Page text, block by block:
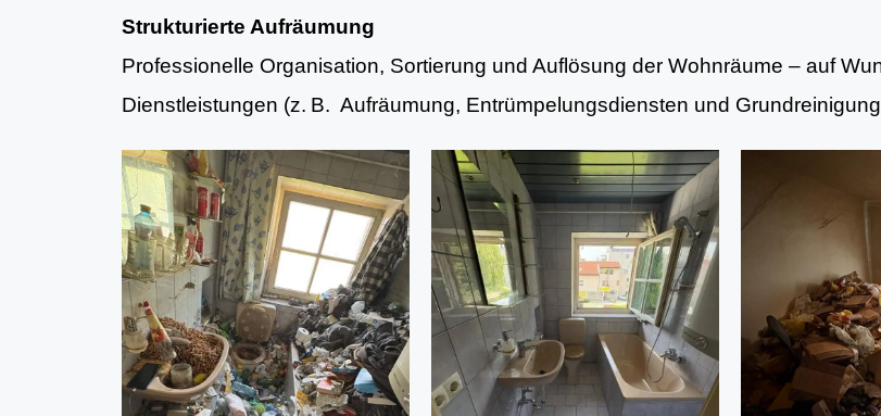
Strukturierte Aufräumung
Professionelle Organisation, Sortierung und Auflösung der Wohnräume – auf
Dienstleistungen (z. B. Aufräumung, Entrümpelungsdiensten und